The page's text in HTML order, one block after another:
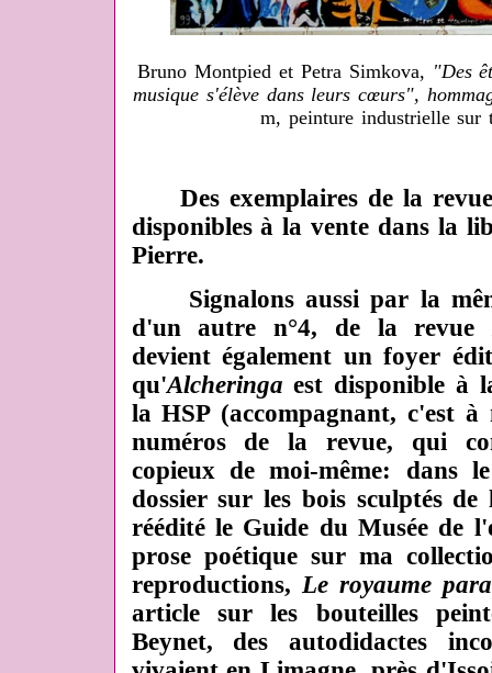
Bruno Montpied et Petra Simkova, "Des
musique s'élève dans leurs cœurs",
m, peinture industrielle sur
Des exemplaires de la
disponibles à la vente dans la
Pierre.
Signalons aussi par la
d'un autre n°4, de la revue
devient également un foyer
qu'Alcheringa est disponible à
la HSP (accompagnant, c'est
numéros de la revue, qui
copieux de moi-même: dans
dossier sur les bois sculptés
réédité le Guide du Musée de
prose poétique sur ma
reproductions, Le royaume
article sur les bouteilles
Beynet, des autodidactes